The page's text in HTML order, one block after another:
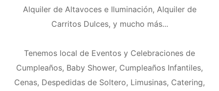
Alquiler de Altavoces e Iluminación, Alquiler de
Carritos Dulces, y mucho más...
Tenemos local de Eventos y Celebraciones de
Cumpleaños, Baby Shower, Cumpleaños Infantiles,
Cenas, Despedidas de Soltero, Limusinas, Catering,